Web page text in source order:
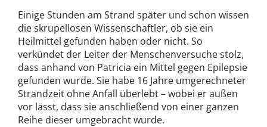
Einige Stunden am Strand später und schon wissen
die skrupellosen Wissenschaftler, ob sie ein
Heilmittel gefunden haben oder nicht. So
verkündet der Leiter der Menschenversuche stolz,
dass anhand von Patricia ein Mittel gegen Epilepsie
gefunden wurde. Sie habe 16 Jahre umgerechneter
Strandzeit ohne Anfall überlebt – wobei er außen
vor lässt, dass sie anschließend von einer ganzen
Reihe dieser umgebracht wurde.